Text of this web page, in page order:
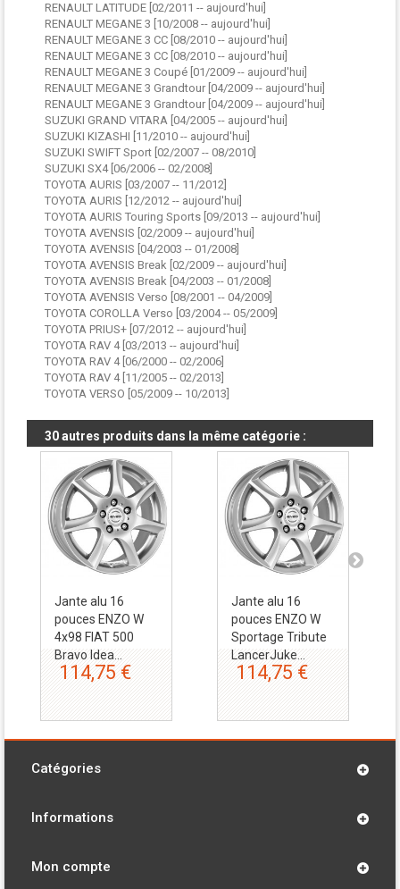
RENAULT LATITUDE [02/2011 -- aujourd'hui]
RENAULT MEGANE 3 [10/2008 -- aujourd'hui]
RENAULT MEGANE 3 CC [08/2010 -- aujourd'hui]
RENAULT MEGANE 3 CC [08/2010 -- aujourd'hui]
RENAULT MEGANE 3 Coupé [01/2009 -- aujourd'hui]
RENAULT MEGANE 3 Grandtour [04/2009 -- aujourd'hui]
RENAULT MEGANE 3 Grandtour [04/2009 -- aujourd'hui]
SUZUKI GRAND VITARA [04/2005 -- aujourd'hui]
SUZUKI KIZASHI [11/2010 -- aujourd'hui]
SUZUKI SWIFT Sport [02/2007 -- 08/2010]
SUZUKI SX4 [06/2006 -- 02/2008]
TOYOTA AURIS [03/2007 -- 11/2012]
TOYOTA AURIS [12/2012 -- aujourd'hui]
TOYOTA AURIS Touring Sports [09/2013 -- aujourd'hui]
TOYOTA AVENSIS [02/2009 -- aujourd'hui]
TOYOTA AVENSIS [04/2003 -- 01/2008]
TOYOTA AVENSIS Break [02/2009 -- aujourd'hui]
TOYOTA AVENSIS Break [04/2003 -- 01/2008]
TOYOTA AVENSIS Verso [08/2001 -- 04/2009]
TOYOTA COROLLA Verso [03/2004 -- 05/2009]
TOYOTA PRIUS+ [07/2012 -- aujourd'hui]
TOYOTA RAV 4 [03/2013 -- aujourd'hui]
TOYOTA RAV 4 [06/2000 -- 02/2006]
TOYOTA RAV 4 [11/2005 -- 02/2013]
TOYOTA VERSO [05/2009 -- 10/2013]
30 autres produits dans la même catégorie :
Jante alu 16
pouces ENZO W
4x98 FIAT 500
Bravo Idea...
114,75 €
Jante alu 16
pouces ENZO W
Sportage Tribute
LancerJuke...
114,75 €
Catégories
Informations
Mon compte